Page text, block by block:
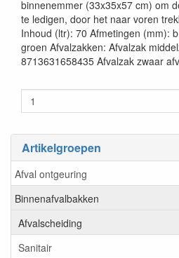
Artikelgroepen
Afval ontgeuring
Binnenafvalbakken
Afvalscheiding
Sanitair
binnenemmer (33x35x57 cm) om
te ledigen, door het naar voren
Inhoud (ltr): 70 Afmetingen (mm):
groen Afvalzakken: Afvalzak
8713631658435 Afvalzak zwaar